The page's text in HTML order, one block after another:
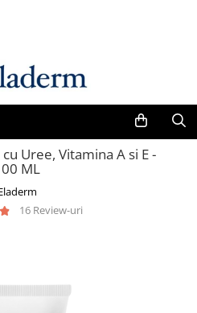
Uree, Vitamina A si E -
ML
16 Review-uri